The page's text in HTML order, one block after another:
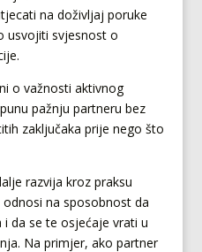
na doživljaj poruke
usvojiti svjesnost o
o važnosti aktivnog
pažnju partneru bez
zaključaka prije nego što
razvija kroz praksu
na sposobnost da
da se te osjećaje vrati u
Na primjer, ako partner